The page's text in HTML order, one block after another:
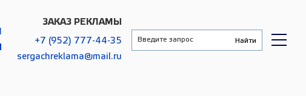
ЗАКАЗ РЕКЛАМЫ
+7 (952) 777-44-35
sergachreklama@mail.ru